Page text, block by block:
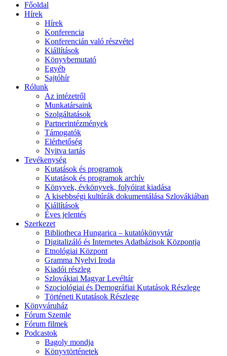
Főoldal
Hírek
Hírek
Konferencia
Konferencián való részvétel
Kiállítások
Könyvbemutató
Egyéb
Sajtóhír
Rólunk
Az intézetről
Munkatársaink
Szolgáltatások
Partnerintézmények
Támogatók
Elérhetőség
Nyitva tartás
Tevékenység
Kutatások és programok
Kutatások és programok archív
Könyvek, évkönyvek, folyóirat kiadása
A kisebbségi kultúrák dokumentálása Szlovákiában
Kiállítások
Éves jelentés
Szerkezet
Bibliotheca Hungarica – kutatókönyvtár
Digitalizáló és Internetes Adatbázisok Központja
Etnológiai Központ
Gramma Nyelvi Iroda
Kiadói részleg
Szlovákiai Magyar Levéltár
Szociológiai és Demográfiai Kutatások Részlege
Történeti Kutatások Részlege
Könyváruház
Fórum Szemle
Fórum filmek
Podcastok
Bagoly mondja
Könyvtörténetek